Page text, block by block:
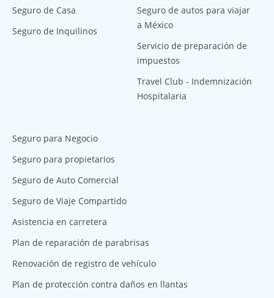
Seguro de Casa
Seguro de Inquilinos
Seguro de autos para viajar
a México
Servicio de preparación de
impuestos
Travel Club - Indemnización
Hospitalaria
Seguro para Negocio
Seguro para propietarios
Seguro de Auto Comercial
Seguro de Viaje Compartido
Asistencia en carretera
Plan de reparación de parabrisas
Renovación de registro de vehículo
Plan de protección contra daños en llantas